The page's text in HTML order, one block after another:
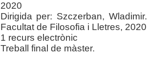
2020
Dirigida per: Szczerban,
Facultat de Filosofia i Lletres, 2020
1 recurs electrònic
Treball final de màster.